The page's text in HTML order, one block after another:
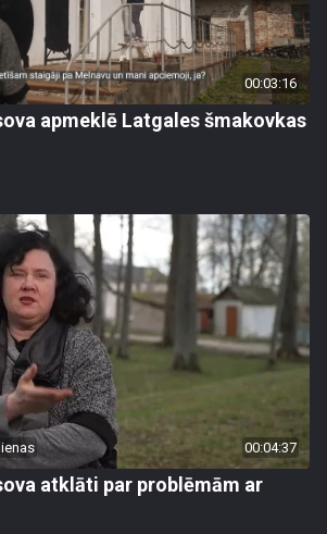
00:03:16
apmeklē Latgales šmakovkas
00:04:37
atklāti par problēmām ar